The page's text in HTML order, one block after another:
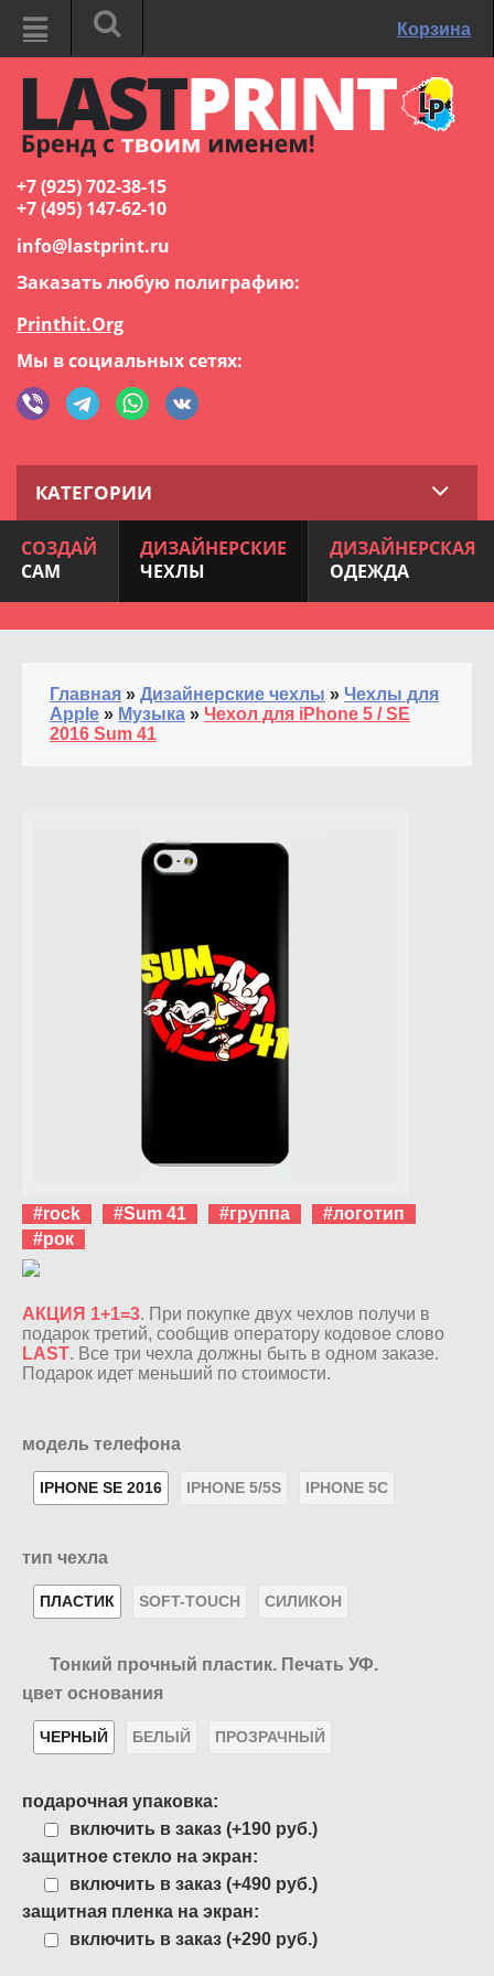
Корзина
+7 (925) 702-38-15
+7 (495) 147-62-10
info@lastprint.ru
Заказать любую полиграфию:
Printhit.Org
Мы в социальных сетях:
КАТЕГОРИИ
СОЗДАЙ
САМ
ДИЗАЙНЕРСКИЕ
ЧЕХЛЫ
ДИЗАЙНЕРСКАЯ
ОДЕЖДА
Главная » Дизайнерские чехлы » Чехлы для
Apple » Музыка » Чехол для iPhone 5 / SE
2016 Sum 41
#rock #Sum 41 #группа
#логотип
#рок
АКЦИЯ 1+1=3. При покупке двух чехлов получи в
подарок третий, сообщив оператору кодовое слово
LAST. Все три чехла должны быть в одном заказе.
Подарок идет меньший по стоимости.
модель телефона
IPHONE SE 2016 IPHONE 5/5S IPHONE 5C
тип чехла
ПЛАСТИК SOFT-TOUCH СИЛИКОН
Тонкий прочный пластик. Печать УФ.
цвет основания
ЧЕРНЫЙ БЕЛЫЙ ПРОЗРАЧНЫЙ
подарочная упаковка:
включить в заказ (+190 руб.)
защитное стекло на экран:
включить в заказ (+490 руб.)
защитная пленка на экран:
включить в заказ (+290 руб.)